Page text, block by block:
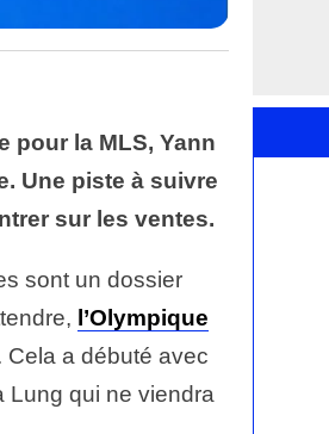
pour la MLS, Yann
Une piste à suivre
sur les ventes.
sont un dossier
l’Olympique
Cela a débuté avec
Lung qui ne viendra